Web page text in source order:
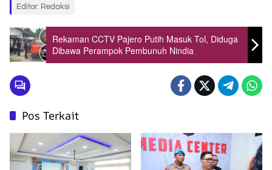
Editor: Redaksi
Rekaman CCTV Pajero Putih Masuk Tol, Diduga
Dibawa Perampok Pembunuh Nindia
Pos Terkait